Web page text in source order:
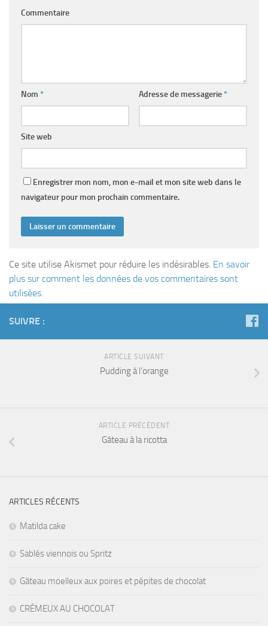
Commentaire
Nom * Adresse de messagerie*
Site web
Enregistrer mon nom, mon e-mail et mon site web dans le
navigateur pour mon prochain commentaire.
Ce site utilise Akismet pour réduire les indésirables. En savoir
plus sur comment les données de vos commentaires sont
utilisées.
SUIVRE :
ARTICLE SUIVANT
Pudding à l’orange
ARTICLE PRÉCÉDENT
Gâteau à la ricotta
ARTICLES RÉCENTS
Matilda cake
Sablés viennois ou Spritz
Gâteau moelleux aux poires et pépites de chocolat
CRÉMEUX AU CHOCOLAT